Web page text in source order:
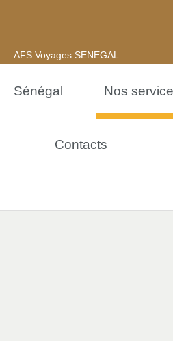
AFS Voyages SENEGAL
Sénégal Nos
Contacts